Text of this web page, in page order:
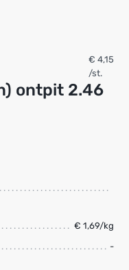
€ 4,15
/st.
€ 1,69/kg
-